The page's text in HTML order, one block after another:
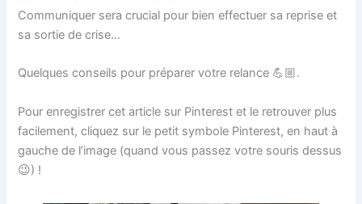
Communiquer sera crucial pour bien effectuer sa reprise et
sa sortie de crise…
Quelques conseils pour préparer votre relance 💪🏼.
Pour enregistrer cet article sur Pinterest et le retrouver plus
facilement, cliquez sur le petit symbole Pinterest, en haut à
gauche de l’image (quand vous passez votre souris dessus
😉) !